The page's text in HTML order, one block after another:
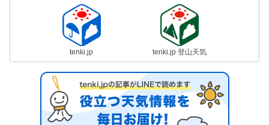
tenki.jp tenki.jp 登山天気